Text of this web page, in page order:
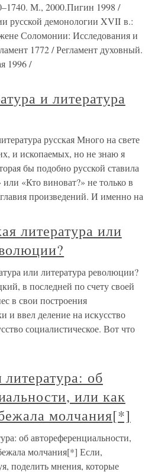
М., 2000.Пигин 1998 /
русской демонологии XVII в.:
Соломонии: Исследования и
1772 / Регламент духовный.
1996 /
и литература
русская Много на свете
и ископаемых, но не знаю я
бы подобно русской ставила
«Кто виноват?» не только в
произведений. И именно на
литература или
или литература революции?
в последней по счету своей
в свои построения
и ввел деление на искусство
социалистическое. Вот что
об
или как
молчания[*]
об автореференциальности,
молчания[*] Если,
поделить мнения, которые